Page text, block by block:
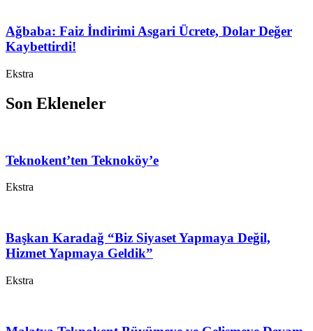
Ağbaba: Faiz İndirimi Asgari Ücrete, Dolar Değer
Kaybettirdi!
Ekstra
Son Ekleneler
Teknokent’ten Teknoköy’e
Ekstra
Başkan Karadağ “Biz Siyaset Yapmaya Değil,
Hizmet Yapmaya Geldik”
Ekstra